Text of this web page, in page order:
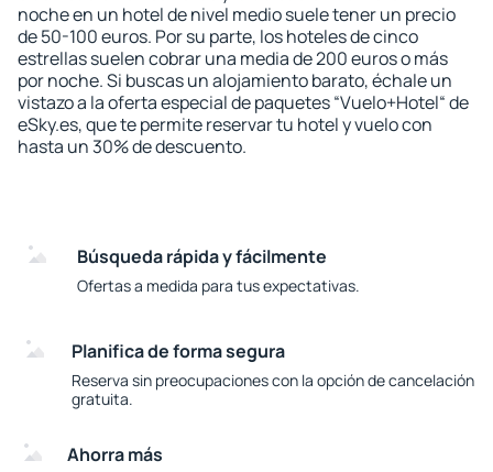
noche en un hotel de nivel medio suele tener un precio
de 50-100 euros. Por su parte, los hoteles de cinco
estrellas suelen cobrar una media de 200 euros o más
por noche. Si buscas un alojamiento barato, échale un
vistazo a la oferta especial de paquetes “Vuelo+Hotel“ de
eSky.es, que te permite reservar tu hotel y vuelo con
hasta un 30% de descuento.
Búsqueda rápida y fácilmente
Ofertas a medida para tus expectativas.
Planifica de forma segura
Reserva sin preocupaciones con la opción de cancelación
gratuita.
Ahorra más